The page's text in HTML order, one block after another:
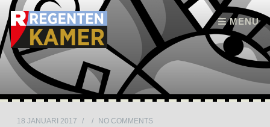
MENU
Skip to content
18 JANUARI 2017 / / NO COMMENTS